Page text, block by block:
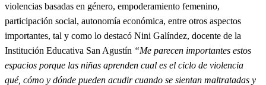
violencias basadas en género, empoderamiento femenino,
participación social, autonomía económica, entre otros aspectos
importantes, tal y como lo destacó Nini Galíndez, docente de la
Institución Educativa San Agustín “Me parecen importantes estos
espacios porque las niñas aprenden cual es el ciclo de violencia
qué, cómo y dónde pueden acudir cuando se sientan maltratadas y